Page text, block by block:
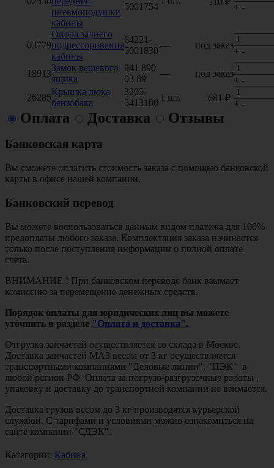
пневмоподушки
кабины
5001754
+ -
03779
Опора заднего
подрессоривания
кабины
64221-
5001830
— под заказ
+ -
18913
Замок вещевого
ящика
941 890
03 89
— под заказ
+ -
26285
Крышка люка
бензобака
3205-
5413100
1 шт. 681 ₽
+ -
Оплата Доставка Отзывы
Банковская карта
Вы сможете оплатить стоимость заказа с помощью банковской
карты в офисе нашей компании.
Банковский перевод
Вы можете воспользоваться данным видом платежа для 100%
предоплаты любого заказа. Комплектация заказа начинается
только после поступления информации о полной оплате
счета.
ВНИМАНИЕ ! При банковском переводе банк взымает
комиссию за перемещение денежных средств.
Порядок оплаты для юридических лиц вы можете
уточнить в разделе "Оплата и доставка".
Отгрузка запчастей осуществляется со склада в Москве.
Доставка запчастей МАЗ весом от 3 кг осуществляется
транспортными компаниями "Деловые линии", "ПЭК" в
любой регион РФ. Оплата за погрузо-разгрузочные работы ,
упаковку и доставку до транспортной компании не взимается.
Доставка грузов весом до 3 кг производятся курьерской
службой. С тарифами и условиями можно ознакомиться на
сайте компании "СДЭК".
Категории: Кабина